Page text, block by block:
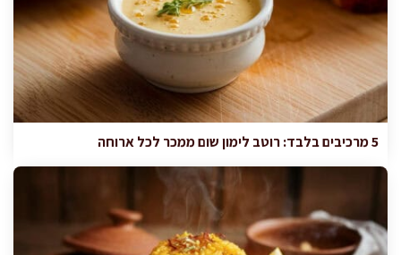
5 מרכיבים בלבד: רוטב לימון שום ממכר לכל ארוחה